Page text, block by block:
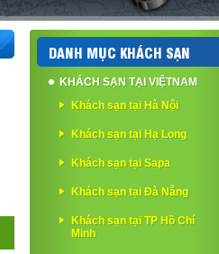
DANH MỤC KHÁCH SẠN
KHÁCH SẠN TẠI VIỆTNAM
Khách sạn tại Hà Nội
Khách sạn tại Hạ Long
Khách sạn tại Sapa
Khách sạn tại Đà Nẵng
Khách sạn tại TP Hồ Chí
Minh